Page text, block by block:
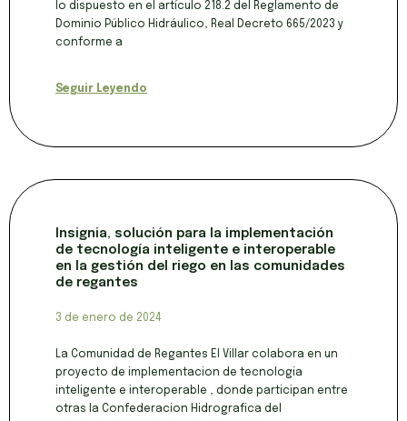
lo dispuesto en el artículo 218.2 del Reglamento de
Dominio Público Hidráulico, Real Decreto 665/2023 y
conforme a
Seguir Leyendo
Insignia, solución para la implementación
de tecnología inteligente e interoperable
en la gestión del riego en las comunidades
de regantes
3 de enero de 2024
La Comunidad de Regantes El Villar colabora en un
proyecto de implementacion de tecnologia
inteligente e interoperable , donde participan entre
otras la Confederacion Hidrografica del